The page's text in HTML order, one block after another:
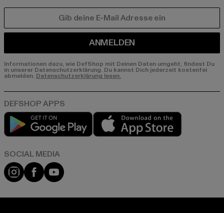
ANMELDEN
Informationen dazu, wie DefShop mit Deinen Daten umgeht, findest Du
in unserer Datenschutzerklärung. Du kannst Dich jederzeit kostenfei
abmelden. Datenschutzerklärung lesen.
Play market
Instagram
FacebookYouTube